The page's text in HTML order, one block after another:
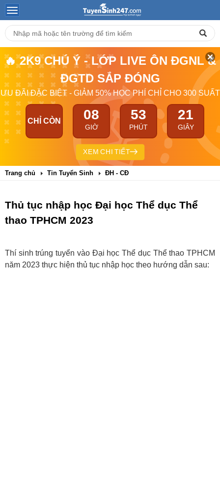
🔥 2K9 CHÚ Ý - LỚP LIVE ÔN ĐGNL &
ĐGTD SẮP ĐÓNG
ƯU ĐÃI ĐẶC BIỆT - GIẢM 50% HỌC PHÍ CHỈ CHO 300 SUẤT
CHỈ CÒN 08
GIỜ
53
PHÚT
21
GIÂY
XEM CHI TIẾT
Trang chủ Tin Tuyển Sinh ĐH - CĐ
Thủ tục nhập học Đại học Thể dục Thể
thao TPHCM 2023
Thí sinh trúng tuyển vào Đại học Thể dục Thể thao TPHCM
năm 2023 thực hiện thủ tục nhập học theo hướng dẫn sau: